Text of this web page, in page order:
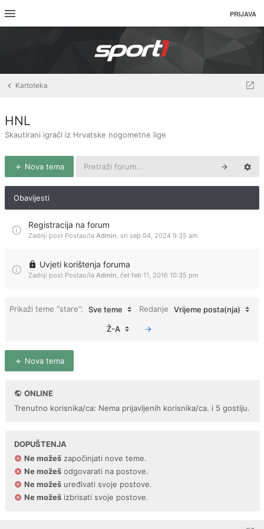
PRIJAVA
Kartoteka
HNL
Skautirani igrači iz Hrvatske nogometne lige
Nova tema
Obavijesti
Registracija na forum
Zadnji post Postao/la Admin, sri sep 04, 2024 9:35 am
Uvjeti korištenja foruma
Zadnji post Postao/la Admin, čet feb 11, 2016 10:35 pm
Prikaži teme “stare”: Sve teme Redanje Vrijeme posta(nja)
Ž-A
Nova tema
ONLINE
Trenutno korisnika/ca: Nema prijavljenih korisnika/ca. i 5 gostiju.
DOPUŠTENJA
Ne možeš započinjati nove teme.
Ne možeš odgovarati na postove.
Ne možeš uređivati svoje postove.
Ne možeš izbrisati svoje postove.